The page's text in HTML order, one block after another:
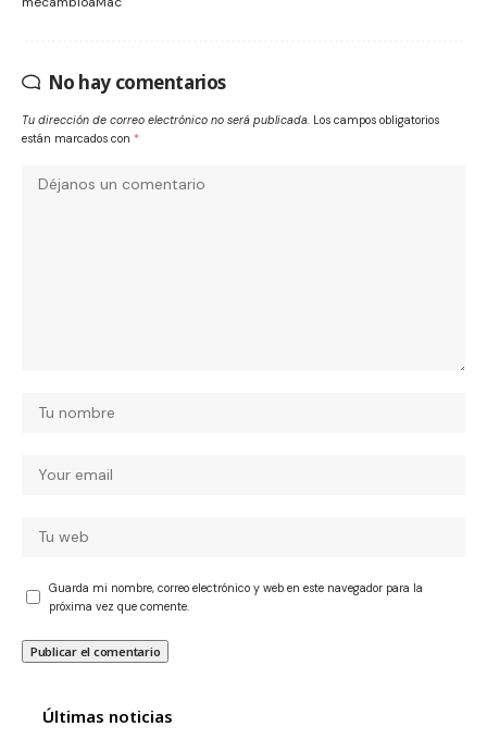
No hay comentarios
Tu dirección de correo electrónico no será publicada. Los campos obligatorios
están marcados con *
Guarda mi nombre, correo electrónico y web en este navegador para la
próxima vez que comente.
Últimas noticias